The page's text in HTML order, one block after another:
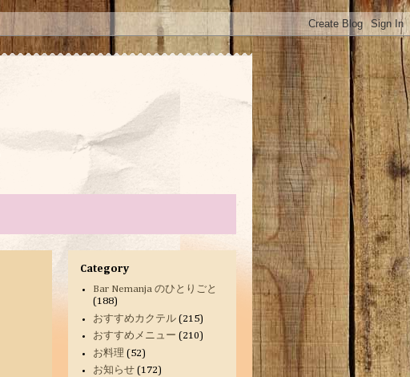
Category
Bar Nemanja のひとりごと
(188)
おすすめカクテル (215)
おすすめメニュー (210)
お料理 (52)
お知らせ (172)